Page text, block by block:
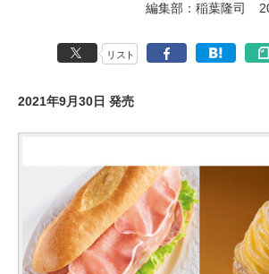
編集部：稲葉隆司
リスト
2021年9月30日 発売